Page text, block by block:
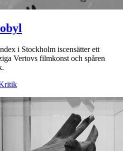
i Stockholm iscensätter ett
Vertovs filmkonst och spåren